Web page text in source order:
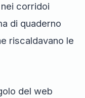
corridoi
di quaderno
riscaldavano le
del web